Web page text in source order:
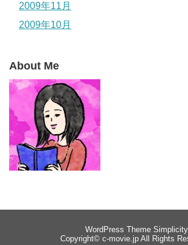
2009年11月
2009年10月
About Me
WordPress Theme Simplicity
Copyright© c-movie.jpAll Rights